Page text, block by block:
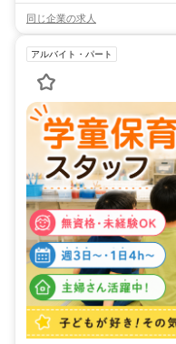
同じ企業の求人
アルバイト・パート